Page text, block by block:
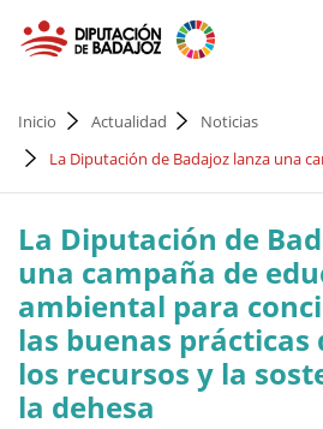
Inicio Actualidad
Noticias
La Diputación de Badajoz lanza una
La Diputación de
una campaña de
ambiental para
las buenas prácticas
los recursos y la
la dehesa